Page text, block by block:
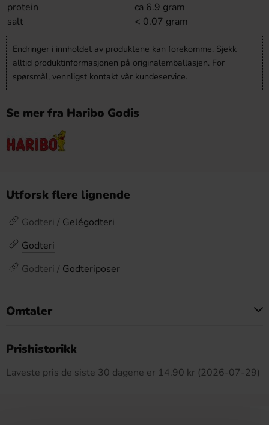
protein
ca 6.9 gram
salt
< 0.07 gram
Endringer i innholdet av produktene kan forekomme. Sjekk
alltid produktinformasjonen på originalemballasjen. For
spørsmål, vennligst kontakt vår kundeservice.
Se mer fra Haribo Godis
Utforsk flere lignende
Godteri / Gelégodteri
Godteri
Godteri / Godteriposer
Omtaler
Prishistorikk
Laveste pris de siste 30 dagene er 14.90 kr (2026-07-29)